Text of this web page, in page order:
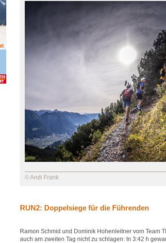
© Andi Frank
RUN2: Doppelsiege für die Führenden
Ramon Schmid und Dominik Hohenleitner vom Team
auch am zweiten Tag nicht zu schlagen: In 3:42 h